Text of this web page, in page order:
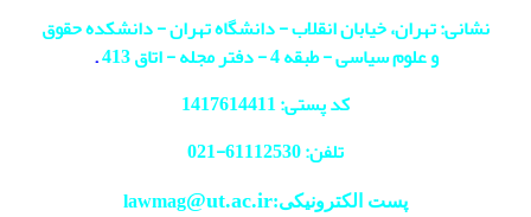
نشانی: تهران، خیابان انقلاب - دانشگاه تهران - دانشکده حقوق
و علوم سیاسی - طبقه 4 - دفتر مجله - اتاق 413
.
کد پستی: 1417614411
تلفن: 61112530-
021
پست الکترونیکی:lawmag@ut.ac.ir